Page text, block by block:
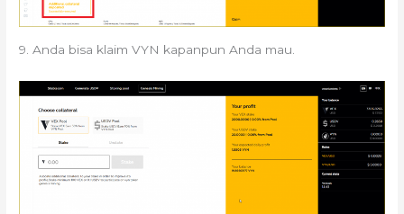
9. Anda bisa klaim VYN kapanpun Anda mau.